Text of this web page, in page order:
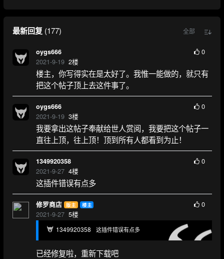
最新回复(177) 全部
oygs666
2021-9-19 2楼
0
楼主，你写得实在是太好了。我惟一能做的，就只有
把这个帖子顶上去这件事了。
oygs666
2021-9-19 3楼
0
我要拿出这帖子奉献给世人赏阅，我要把这个帖子一
直往上顶，往上顶！顶到所有人都看到为止！
1349920358
2021-9-27 4楼
0
这插件错误有点多
修罗商店 版主 楼主
2021-9-27 5楼
0
1349920358 这插件错误有点多
已经修复啦，重新下载吧